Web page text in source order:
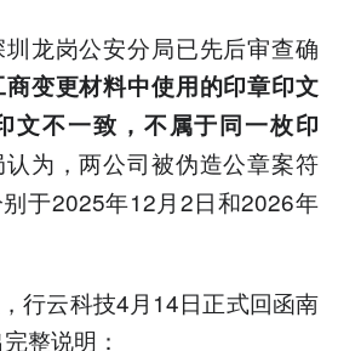
龙岗公安分局已先后审查确
商变更材料中使用的印章印文
文不一致，不属于同一枚印
为，两公司被伪造公章案符
于2025年12月2日和2026年
行云科技4月14日正式回函南
整说明：